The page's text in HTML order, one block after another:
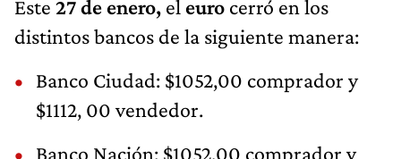
Este 27 de enero, el euro cerró en los
distintos bancos de la siguiente manera:
Banco Ciudad: $1052,00 comprador y
$1112, 00 vendedor.
Banco Nación: $1052,00 comprador y